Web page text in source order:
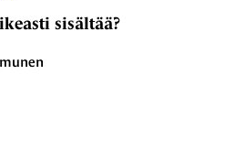
sisältää?